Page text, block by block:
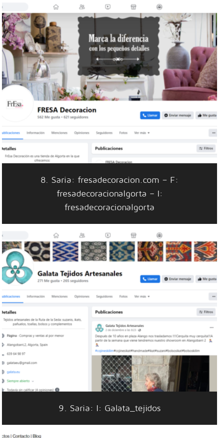
8. Saria: fresadecoracion.com – F:
fresadecoracionalgorta – I:
fresadecoracionalgorta
9. Saria: I: Galata_tejidos